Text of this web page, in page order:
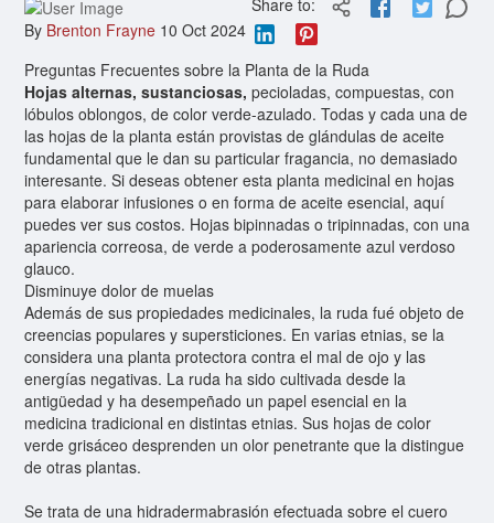
By Brenton Frayne 10 Oct 2024
Share to:
Preguntas Frecuentes sobre la Planta de la Ruda
Hojas alternas, sustanciosas, pecioladas, compuestas, con
lóbulos oblongos, de color verde-azulado. Todas y cada una de
las hojas de la planta están provistas de glándulas de aceite
fundamental que le dan su particular fragancia, no demasiado
interesante. Si deseas obtener esta planta medicinal en hojas
para elaborar infusiones o en forma de aceite esencial, aquí
puedes ver sus costos. Hojas bipinnadas o tripinnadas, con una
apariencia correosa, de verde a poderosamente azul verdoso
glauco.
Disminuye dolor de muelas
Además de sus propiedades medicinales, la ruda fué objeto de
creencias populares y supersticiones. En varias etnias, se la
considera una planta protectora contra el mal de ojo y las
energías negativas. La ruda ha sido cultivada desde la
antigüedad y ha desempeñado un papel esencial en la
medicina tradicional en distintas etnias. Sus hojas de color
verde grisáceo desprenden un olor penetrante que la distingue
de otras plantas.
Se trata de una hidradermabrasión efectuada sobre el cuero